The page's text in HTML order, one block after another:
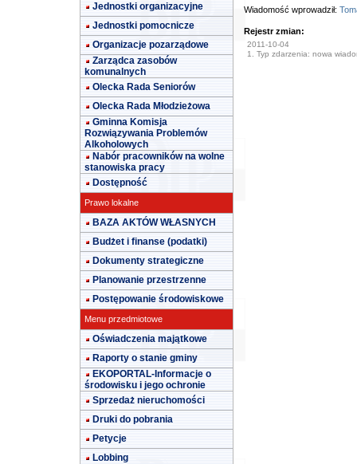
Jednostki organizacyjne
Jednostki pomocnicze
Organizacje pozarządowe
Zarządca zasobów
komunalnych
Olecka Rada Seniorów
Olecka Rada Młodzieżowa
Gminna Komisja
Rozwiązywania Problemów
Alkoholowych
Nabór pracowników na wolne
stanowiska pracy
Dostępność
Prawo lokalne
BAZA AKTÓW WŁASNYCH
Budżet i finanse (podatki)
Dokumenty strategiczne
Planowanie przestrzenne
Postępowanie środowiskowe
Menu przedmiotowe
Oświadczenia majątkowe
Raporty o stanie gminy
EKOPORTAL-Informacje o
środowisku i jego ochronie
Sprzedaż nieruchomości
Druki do pobrania
Petycje
Lobbing
Wiadomość wprowadził:
Rejestr zmian:
2011-10-04
1. Typ zdarzenia: nowa